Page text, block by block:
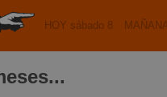
HOY sábado 8